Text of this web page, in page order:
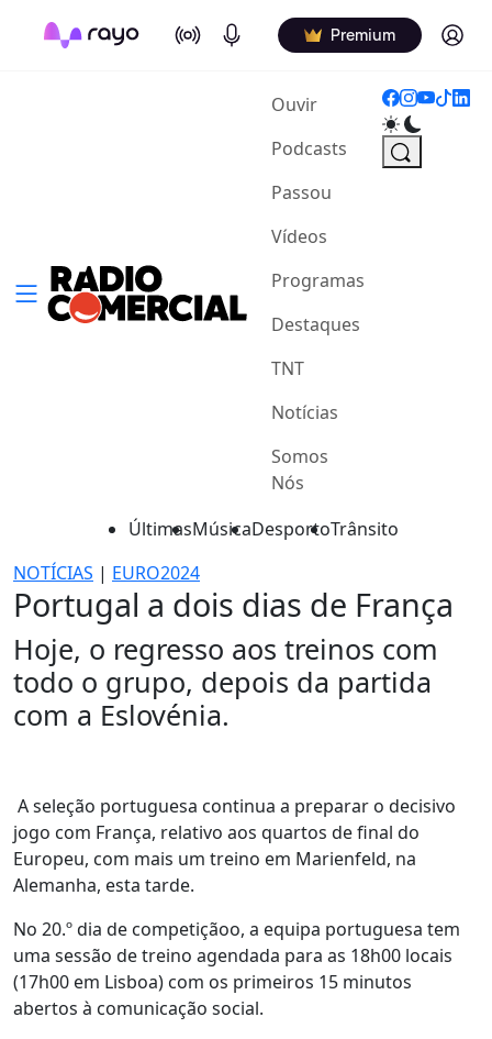
On Air Podcasts Premium Log in
Ouvir(current)
Podcasts
Passou
Vídeos
Programas
Destaques
TNT
Notícias
Somos
Nós
ÚltimasMúsicaDesportoTrânsito
NOTÍCIAS | EURO2024
Portugal a dois dias de França
Hoje, o regresso aos treinos com
todo o grupo, depois da partida
com a Eslovénia.
A seleção portuguesa continua a preparar o decisivo
jogo com França, relativo aos quartos de final do
Europeu, com mais um treino em Marienfeld, na
Alemanha, esta tarde.
No 20.º dia de competiçãoo, a equipa portuguesa tem
uma sessão de treino agendada para as 18h00 locais
(17h00 em Lisboa) com os primeiros 15 minutos
abertos à comunicação social.